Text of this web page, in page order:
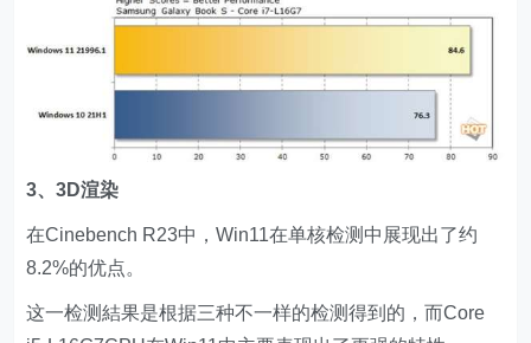
3、3D渲染
在Cinebench R23中，Win11在单核检测中展现出了约
8.2%的优点。
这一检测結果是根据三种不一样的检测得到的，而Core